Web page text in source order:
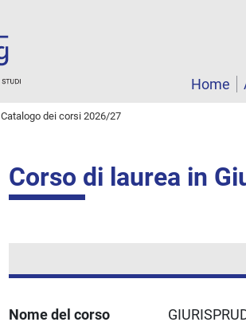
Home
Catalogo dei corsi 2026/27
Corso di laurea in
Nome del corso